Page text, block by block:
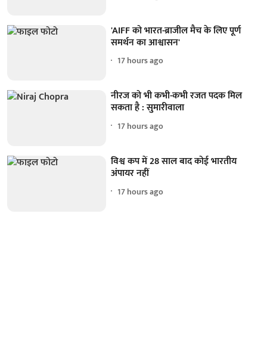
'AIFF को भारत-ब्राजील मैच के लिए पूर्ण
समर्थन का आश्वासन'
17 hours ago
नीरज को भी कभी-कभी रजत पदक मिल
सकता है : सुमारीवाला
17 hours ago
विश्व कप में 28 साल बाद कोई भारतीय
अंपायर नहीं
17 hours ago